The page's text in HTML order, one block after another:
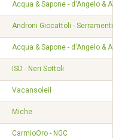
Acqua & Sapone - d'Angelo &
Androni Giocattoli - Serramenti
Acqua & Sapone - d'Angelo &
ISD - Neri Sottoli
Vacansoleil
Miche
CarmioOro - NGC